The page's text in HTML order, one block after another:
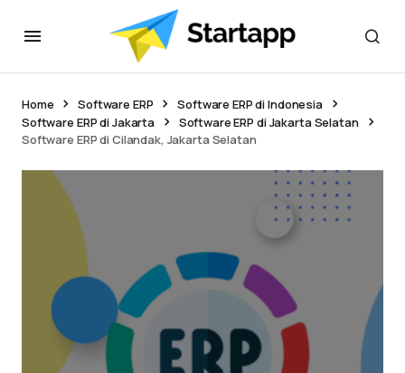
Home Software ERP
Software ERP di Indonesia
Software ERP di Jakarta
Software ERP di Jakarta Selatan
Software ERP di Cilandak, Jakarta Selatan